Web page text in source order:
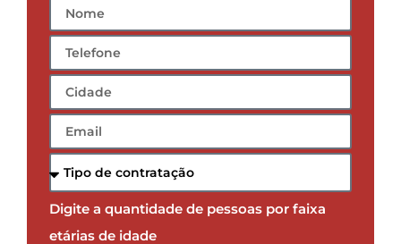
Digite a quantidade de pessoas por faixa
etárias de idade